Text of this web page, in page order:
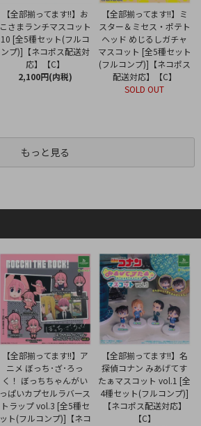
【全部揃ってます!!】お
こさまランチマスコット
10 [全5種セット(フルコ
ンプ)]【ネコポス配送対
応】【C】
2,100円(内税)
【全部揃ってます!!】ミ
スター＆ミセス・ポテト
ヘッド めじるしガチャ
マスコット [全5種セット
(フルコンプ)]【ネコポス
配送対応】【C】
SOLD OUT
もっと見る
【全部揃ってます!!】ア
ニメ ぼっち･ざ･ろっ
く！ ぼっちちゃんがい
っぱいカプセルラバース
トラップ vol.3 [全5種セ
ット(フルコンプ)]【ネコ
【全部揃ってます!!】名
探偵コナン みあげてす
たぁマスコット vol.1 [全
4種セット(フルコンプ)]
【ネコポス配送対応】
【C】